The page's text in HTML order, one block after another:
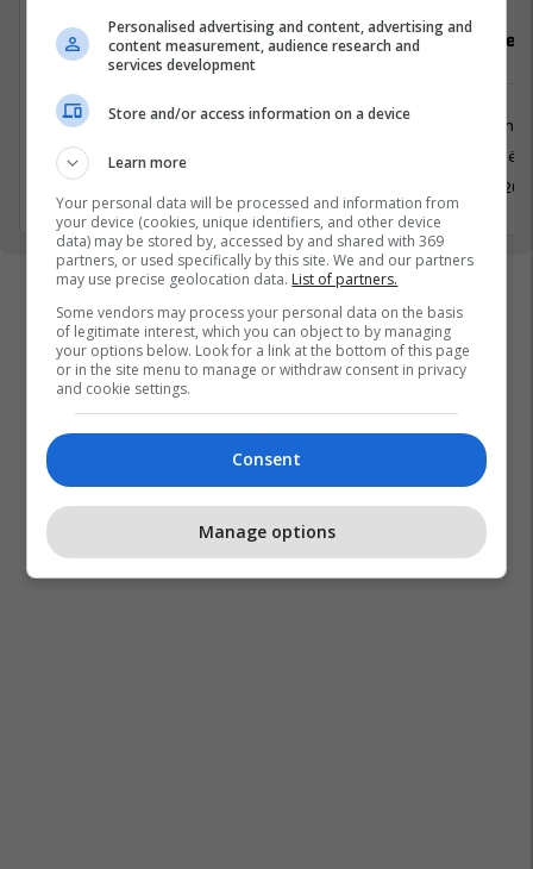
Pranues Malli, Arkatare, Sektorist/e
Shërbime te Klientëve
Prishtinë
31 Maj 2026
Prishtinë
31 Maj
Personalised advertising and content, advertising and
content measurement, audience research and
services development
Store and/or access information on a device
Learn more
Your personal data will be processed and information from
your device (cookies, unique identifiers, and other device
data) may be stored by, accessed by and shared with 369
partners, or used specifically by this site. We and our partners
may use precise geolocation data. List of partners.
Some vendors may process your personal data on the basis
of legitimate interest, which you can object to by managing
your options below. Look for a link at the bottom of this page
or in the site menu to manage or withdraw consent in privacy
and cookie settings.
Consent
Manage options